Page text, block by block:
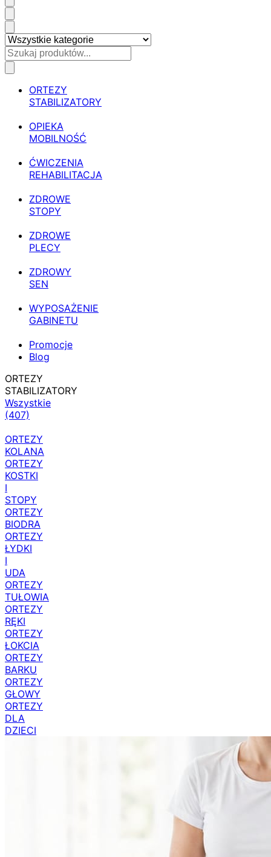
ORTEZY
STABILIZATORY
OPIEKA
MOBILNOŚĆ
ĆWICZENIA
REHABILITACJA
ZDROWE
STOPY
ZDROWE
PLECY
ZDROWY
SEN
WYPOSAŻENIE
GABINETU
Promocje
Blog
ORTEZY
STABILIZATORY
Wszystkie
(407)
ORTEZY
KOLANA
ORTEZY
KOSTKI
I
STOPY
ORTEZY
BIODRA
ORTEZY
ŁYDKI
I
UDA
ORTEZY
TUŁOWIA
ORTEZY
RĘKI
ORTEZY
ŁOKCIA
ORTEZY
BARKU
ORTEZY
GŁOWY
ORTEZY
DLA
DZIECI